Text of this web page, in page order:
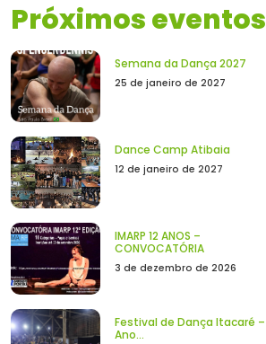
Próximos eventos
Semana da Dança 2027
25 de janeiro de 2027
Dance Camp Atibaia
12 de janeiro de 2027
IMARP 12 ANOS –
CONVOCATÓRIA
3 de dezembro de 2026
Festival de Dança Itacaré –
Ano...